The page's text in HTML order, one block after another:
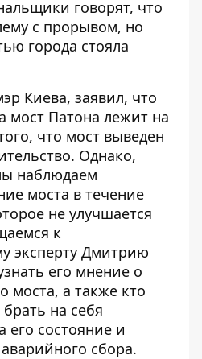
говорят, что
с прорывом, но
города стояла
Киева, заявил, что
мост Патона лежит на
что мост выведен
Однако,
наблюдаем
моста в течение
не улучшается
к
эксперту Дмитрию
его мнение о
моста, а также кто
на себя
его состояние и
сбора.